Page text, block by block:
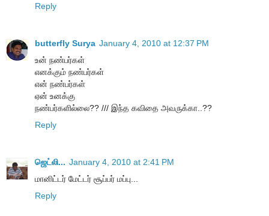
Reply
butterfly Surya January 4, 2010 at 12:37 PM
உன் நண்பர்கள்
எனக்கும் நண்பர்கள்
என் நண்பர்கள்
ஏன் உனக்கு
நண்பர்களில்லை?? /// இந்த கவிதை அவருக்கா..??
Reply
ஜெட்லி... January 4, 2010 at 2:41 PM
மானிட்டர் மேட்டர் சூப்பர் மப்பு...
Reply